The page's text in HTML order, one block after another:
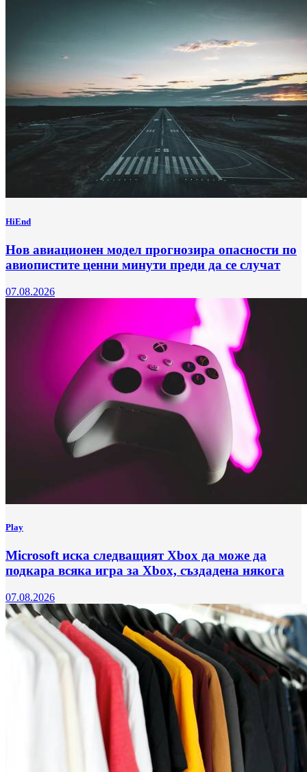
HiEnd
Нов авиационен модел прогнозира опасности по
авиопистите ценни минути преди да се случат
07.08.2026
Play
Microsoft иска следващият Xbox да може да
подкара всяка игра за Xbox, създадена някога
07.08.2026